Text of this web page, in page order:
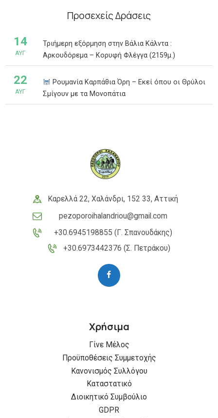
Προσεχείς Δράσεις
14
ΑΥΓ
Τριήμερη εξόρμηση στην Βάλια Κάλντα :
Αρκουδόρεμα – Κορυφή Φλέγγα (2159μ.)
22
ΑΥΓ
Ρουμανία Καρπάθια Όρη – Εκεί όπου οι Θρύλοι
Σμίγουν με τα Μονοπάτια
Καρελλά 22, Χαλάνδρι, 152 33, Αττική
pezoporoihalandriou@gmail.com
+30.6945198855 (Γ. Σπανουδάκης)
+30.6973442376 (Σ. Πετράκου)
Χρήσιμα
Γίνε Μέλος
Προϋποθέσεις Συμμετοχής
Κανονισμός Συλλόγου
Καταστατικό
Διοικητικό Συμβούλιο
GDPR